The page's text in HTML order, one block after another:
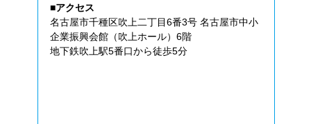
■アクセス
名古屋市千種区吹上二丁目6番3号 名古屋市中小
企業振興会館（吹上ホール）6階
地下鉄吹上駅5番口から徒歩5分